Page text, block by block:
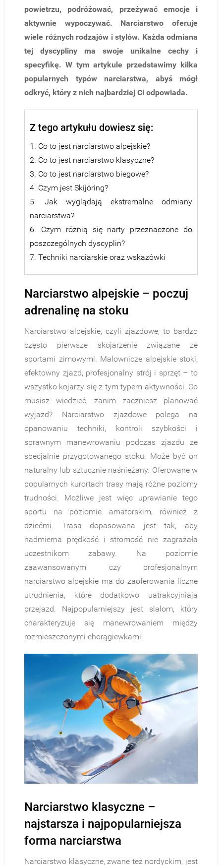
powietrzu, podróżować, przeżywać emocje i
aktywnie wypoczywać. Narciarstwo oferuje
wiele różnych rodzajów i stylów. Każda odmiana
tej dyscypliny ma swoje unikalne cechy i
specyfikę. W tym artykule przedstawimy kilka
popularnych typów narciarstwa, abyś mógł
odkryć, który z nich najbardziej Ci odpowiada.
Z tego artykułu dowiesz się:
1. Co to jest narciarstwo alpejskie?
2. Co to jest narciarstwo klasyczne?
3. Co to jest narciarstwo biegowe?
4. Czym jest Skijöring?
5. Jak wyglądają ekstremalne odmiany
narciarstwa?
6. Czym różnią się narty przeznaczone do
poszczególnych dyscyplin?
7. Techniki narciarskie oraz wskazówki
Narciarstwo alpejskie – poczuj
adrenalinę na stoku
Narciarstwo alpejskie, czyli zjazdowe, to bardzo
często pierwsze skojarzenie związane ze
sportami zimowymi. Malownicze alpejskie stoki,
efektowny zjazd, profesjonalny strój i sprzęt – to
wszystko kojarzy się z tym typem aktywności. Co
musisz wiedzieć, zanim zaczniesz planować
wyjazd? Narciarstwo zjazdowe polega na
opanowaniu techniki, kontroli szybkości i
sprawnym manewrowaniu podczas zjazdu ze
specjalnie przygotowanego stoku. Może być on
naturalny lub sztucznie naśnieżany. Oferowane w
popularnych kurortach trasy mają różne poziomy
trudności. Możliwe jest więc uprawianie tego
sportu na poziomie amatorskim, również z
dziećmi. Trasa dopasowana jest tak, aby
nadmierna prędkość i stromość nie zagrażała
uczestnikom zabawy. Na poziomie
zaawansowanym czy profesjonalnym
narciarstwo alpejskie ma do zaoferowania liczne
utrudnienia, które dodatkowo uatrakcyjniają
przejazd. Najpopularniejszy jest slalom, który
charakteryzuje się manewrowaniem między
rozmieszczonymi chorągiewkami.
Narciarstwo klasyczne –
najstarsza i najpopularniejsza
forma narciarstwa
Narciarstwo klasyczne, zwane też nordyckim, jest